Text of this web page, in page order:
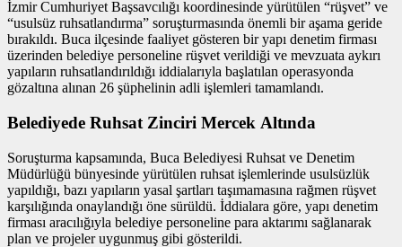
İzmir Cumhuriyet Başsavcılığı koordinesinde yürütülen “rüşvet” ve
“usulsüz ruhsatlandırma” soruşturmasında önemli bir aşama geride
bırakıldı. Buca ilçesinde faaliyet gösteren bir yapı denetim firması
üzerinden belediye personeline rüşvet verildiği ve mevzuata aykırı
yapıların ruhsatlandırıldığı iddialarıyla başlatılan operasyonda
gözaltına alınan 26 şüphelinin adli işlemleri tamamlandı.
Belediyede Ruhsat Zinciri Mercek Altında
Soruşturma kapsamında, Buca Belediyesi Ruhsat ve Denetim
Müdürlüğü bünyesinde yürütülen ruhsat işlemlerinde usulsüzlük
yapıldığı, bazı yapıların yasal şartları taşımamasına rağmen rüşvet
karşılığında onaylandığı öne sürüldü. İddialara göre, yapı denetim
firması aracılığıyla belediye personeline para aktarımı sağlanarak
plan ve projeler uygunmuş gibi gösterildi.